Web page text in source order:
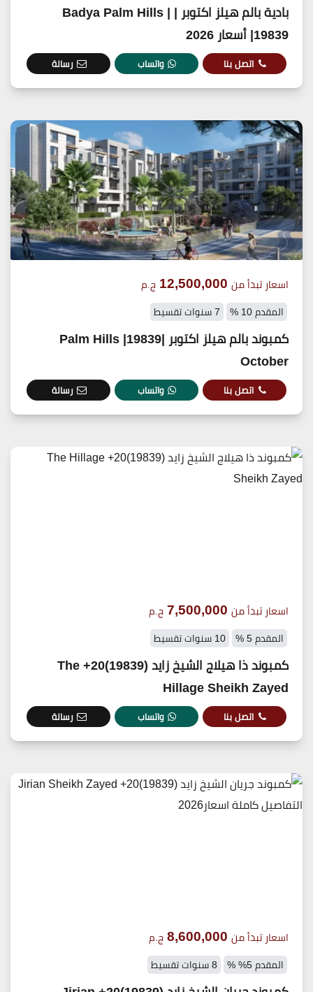
بادية بالم هيلز اكتوبر | Badya Palm Hills |
19839| أسعار 2026
اتصل بنا واتساب رسالة
اسعار تبدأ من 12,500,000 ج.م
المقدم 10 % 7 سنوات تقسيط
كمبوند بالم هيلز اكتوبر |19839| Palm Hills
October
اتصل بنا واتساب رسالة
اسعار تبدأ من 7,500,000 ج.م
المقدم 5 % 10 سنوات تقسيط
كمبوند ذا هيلاج الشيخ زايد (19839)20+ The
Hillage Sheikh Zayed
اتصل بنا واتساب رسالة
اسعار تبدأ من 8,600,000 ج.م
المقدم 5% % 8 سنوات تقسيط